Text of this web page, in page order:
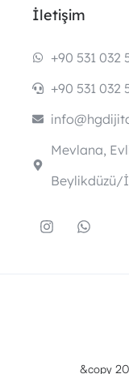
İletişim
+90 531 032
+90 531 032
Mevlana,
Beylikdüzü/
&copy